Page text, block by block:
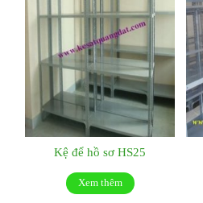
Kệ để hồ sơ HS25
Xem thêm